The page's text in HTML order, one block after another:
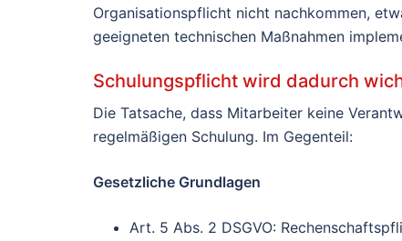
Organisationspflicht nicht nachkommen,
geeigneten technischen Maßnahmen
Schulungspflicht wird dadurch
Die Tatsache, dass Mitarbeiter keine
regelmäßigen Schulung. Im Gegenteil:
Gesetzliche Grundlagen
Art. 5 Abs. 2 DSGVO: